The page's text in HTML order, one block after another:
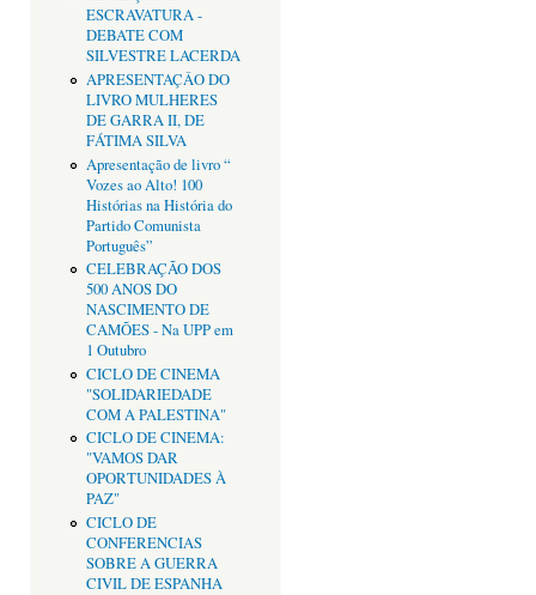
ESCRAVATURA -
DEBATE COM
SILVESTRE LACERDA
APRESENTAÇÂO DO
LIVRO MULHERES
DE GARRA II, DE
FÁTIMA SILVA
Apresentação de livro “
Vozes ao Alto! 100
Histórias na História do
Partido Comunista
Português”
CELEBRAÇÃO DOS
500 ANOS DO
NASCIMENTO DE
CAMÕES - Na UPP em
1 Outubro
CICLO DE CINEMA
"SOLIDARIEDADE
COM A PALESTINA"
CICLO DE CINEMA:
"VAMOS DAR
OPORTUNIDADES À
PAZ"
CICLO DE
CONFERENCIAS
SOBRE A GUERRA
CIVIL DE ESPANHA